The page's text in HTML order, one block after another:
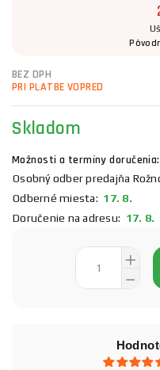
BEZ DPH
PRI PLATBE VOPRED
Skladom
Možnosti a termíny doručenia:
Osobný odber predajňa
Odberné miesta: 17. 8.
Doručenie na adresu: 17. 8.